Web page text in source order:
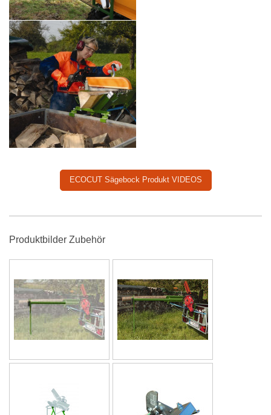
ECOCUT Sägebock Produkt VIDEOS
Produktbilder Zubehör